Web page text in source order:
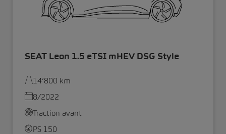
SEAT Leon 1.5 eTSI mHEV DSG Style
14’800 km
8/2022
Traction avant
PS 150